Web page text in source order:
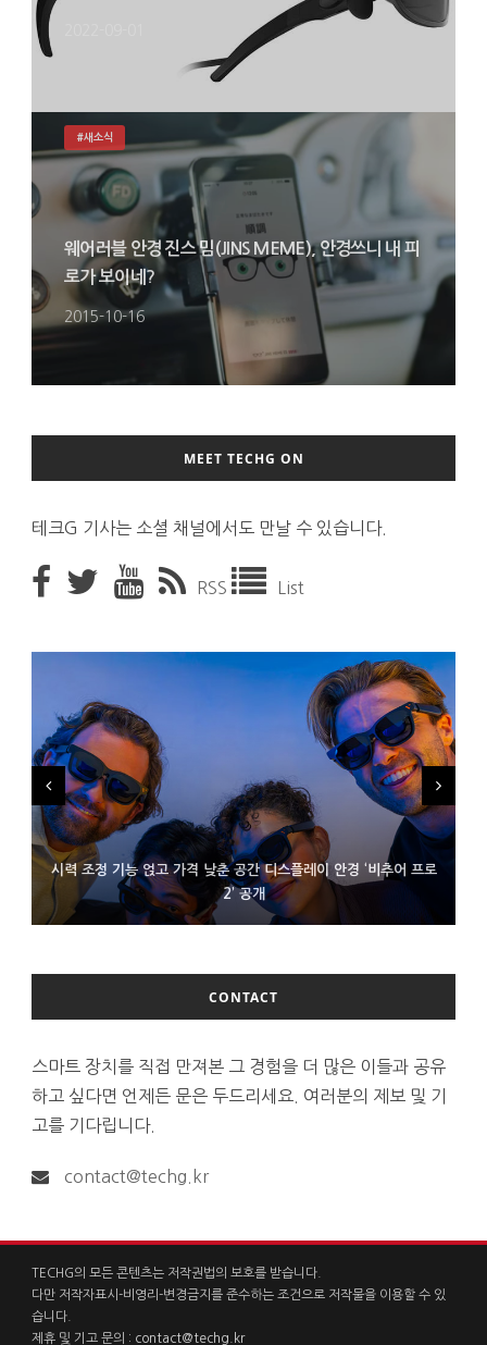
웨어러블 안경 진스 밈(JINS MEME), 안경쓰니 내 피
로가 보이네?
2015-10-16
#새소식
MEET TECHG ON
테크G 기사는 소셜 채널에서도 만날 수 있습니다.
RSS List
시력 조정 기능 얹고 가격 낮춘 공간 디스플레이 안경 ‘비추어 프로
2’ 공개
D램 부족에 10억달러어치 아이폰18 프로세서 패키징 대기 중
300~400달러 반지형 스피커 준비하는 오픈AI
CONTACT
스마트 장치를 직접 만져본 그 경험을 더 많은 이들과 공유
하고 싶다면 언제든 문은 두드리세요. 여러분의 제보 및 기
고를 기다립니다.
contact@techg.kr
TECHG의 모든 콘텐츠는 저작권법의 보호를 받습니다.
다만 저작자표시-비영리-변경금지를 준수하는 조건으로 저작물을 이용할 수 있
습니다.
제휴 및 기고 문의 : contact@techg.kr